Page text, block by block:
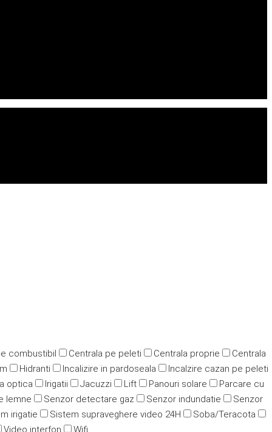
combustibil Centrala pe peleti Centrala proprie
Centrala
Hidranti Incalizire in pardoseala
Incalzire cazan pe peleti
optica Irigatii Jacuzzi Lift Panouri solare
Parcare cu
lemne Senzor detectare gaz Senzor indundatie
Senzor
irigatie Sistem supraveghere video 24H
Soba/Teracota
Video interfon Wifi